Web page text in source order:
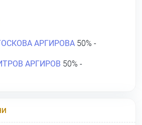
АРГИРОВА 50% -
АРГИРОВ 50% -